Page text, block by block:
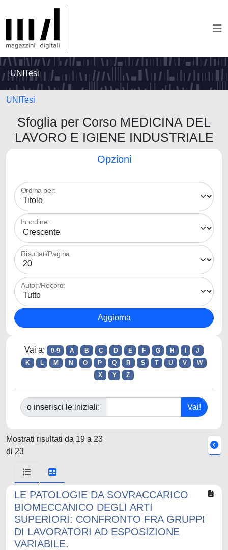
UNITesi
UNITesi
Sfoglia per Corso MEDICINA DEL
LAVORO E IGIENE INDUSTRIALE
Opzioni
Ordina per:
In ordine:
Risultati/Pagina
Autori/Record:
Vai a: 0-9 A B C D E F G H
J
K
L M N O P Q R S T U V
W
X
Y Z
o inserisci le iniziali:
Mostrati risultati da 19 a 23
di 23
LE PATOLOGIE DA SOVRACCARICO
BIOMECCANICO DEGLI ARTI
SUPERIORI: CONFRONTO FRA GRUPPI
DI LAVORATORI AD ESPOSIZIONE
VARIABILE.